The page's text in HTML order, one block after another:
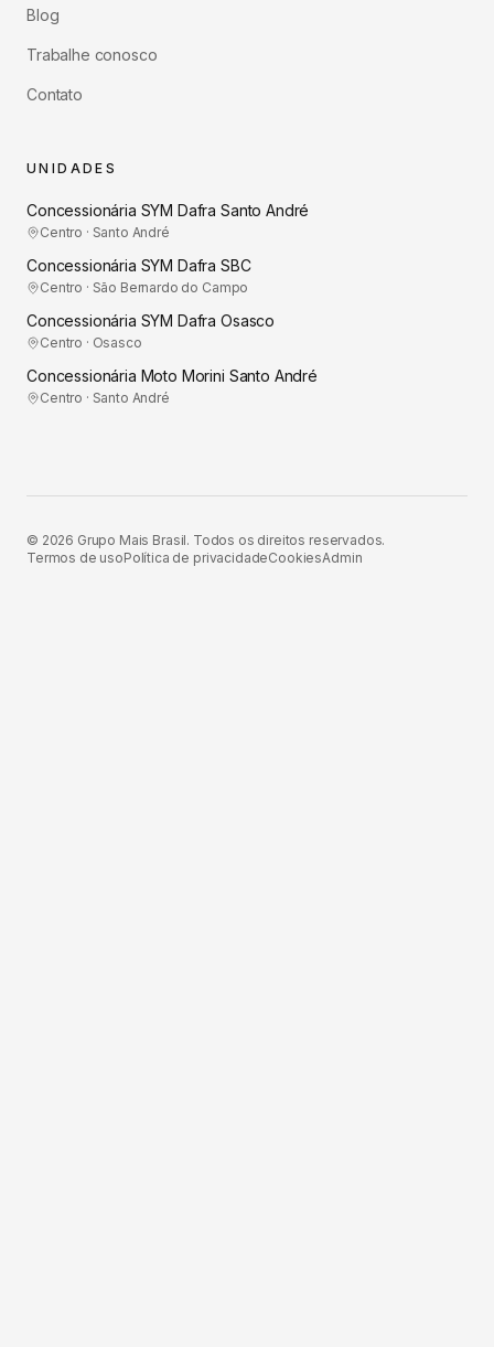
Blog
Trabalhe conosco
Contato
UNIDADES
Concessionária SYM Dafra Santo André
Centro · Santo André
Concessionária SYM Dafra SBC
Centro · São Bernardo do Campo
Concessionária SYM Dafra Osasco
Centro · Osasco
Concessionária Moto Morini Santo André
Centro · Santo André
© 2026 Grupo Mais Brasil. Todos os direitos reservados.
Termos de usoPolítica de privacidadeCookiesAdmin